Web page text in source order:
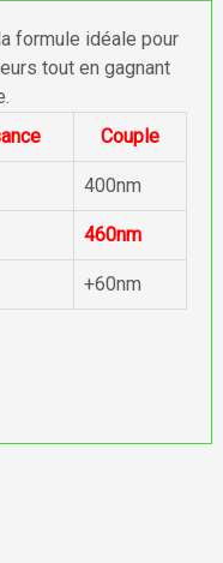
formule idéale pour
tout en gagnant
Couple
400nm
460nm
+60nm